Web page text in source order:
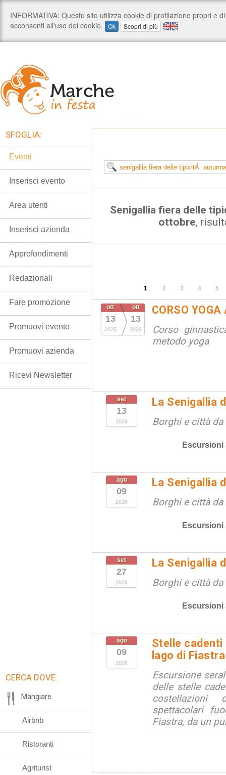
Senigallia fiera delle
ottobre,
1 2 3 4 5
ott
13
2025
ott
13
2026
CORSO
Corso
metodo yoga
set
13
2026
La Senigallia
Borghi e città
Escursioni
ago
09
2026
La Senigallia
Borghi e città
Escursioni
set
27
2026
La Senigallia
Borghi e città
Escursioni
ago
09
2026
Stelle
lago di Fiastra
Escursione
delle stelle
spettacolari
Fiastra, da un
SFOGLIA:
Eventi
Inserisci evento
Area utenti
Inserisci azienda
Approfondimenti
Redazionali
Fare promozione
Promuovi evento
Promuovi azienda
Ricevi Newsletter
CERCA DOVE:
Mangiare
Airbnb
Ristoranti
Agriturist